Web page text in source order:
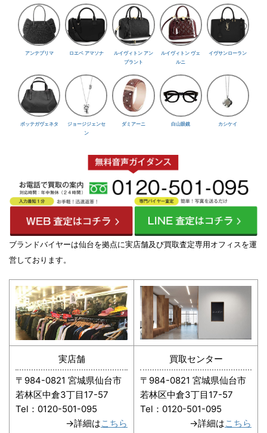
アンテプリマ ロエベ アマソナ
ルイヴィトン アン
プラント
ルイヴィトン ヴェ
ルニ
イヴサンローラン
ボッテガヴェネタ
ジョージジェンセ
ン
ダミアーニ 白山眼鏡 カシケイ
ブランドバイヤーは仙台を拠点に実店舗及び買取査定専用オフィスを運
営しております。
実店舗
〒984-0821 宮城県仙台市
若林区中倉3丁目17-57
Tel：0120-501-095
→詳細はこちら
買取センター
〒984-0821 宮城県仙台市
若林区中倉3丁目17-57
Tel：0120-501-095
→詳細はこちら